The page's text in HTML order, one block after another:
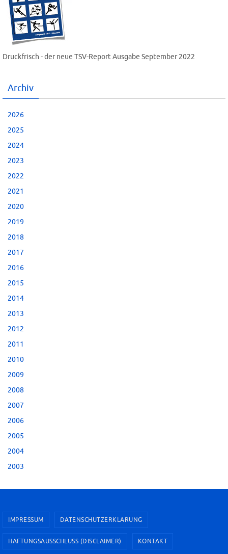
Druckfrisch - der neue TSV-Report Ausgabe September 2022
Archiv
2026
2025
2024
2023
2022
2021
2020
2019
2018
2017
2016
2015
2014
2013
2012
2011
2010
2009
2008
2007
2006
2005
2004
2003
IMPRESSUM DATENSCHUTZERKLÄRUNG
HAFTUNGSAUSSCHLUSS (DISCLAIMER) KONTAKT